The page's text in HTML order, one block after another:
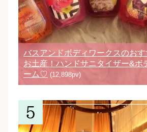
バスアンドボディワークスのお
お土産！ハンドサニタイザー&ボ
ーム♡ (12,898pv)